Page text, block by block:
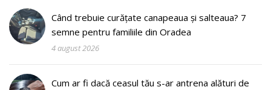
Când trebuie curățate canapeaua și salteaua? 7
semne pentru familiile din Oradea
4 august 2026
Cum ar fi dacă ceasul tău s-ar antrena alături de